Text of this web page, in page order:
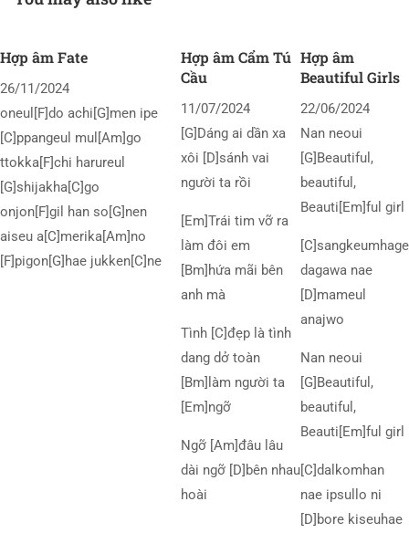
Hợp âm Fate
26/11/2024
oneul[F]do achi[G]men ipe
[C]ppangeul mul[Am]go
ttokka[F]chi harureul
[G]shijakha[C]go
onjon[F]gil han so[G]nen
aiseu a[C]merika[Am]no
[F]pigon[G]hae jukken[C]ne
Hợp âm Cẩm Tú
Cầu
11/07/2024
[G]Dáng ai dần xa
xôi [D]sánh vai
người ta rồi
[Em]Trái tim vỡ ra
làm đôi em
[Bm]hứa mãi bên
anh mà
Tình [C]đẹp là tình
dang dở toàn
[Bm]làm người ta
[Em]ngỡ
Ngỡ [Am]đâu lâu
dài ngỡ [D]bên nhau
hoài
Hợp âm
Beautiful Girls
22/06/2024
Nan neoui
[G]Beautiful,
beautiful,
Beauti[Em]ful girl
[C]sangkeumhage
dagawa nae
[D]mameul
anajwo
Nan neoui
[G]Beautiful,
beautiful,
Beauti[Em]ful girl
[C]dalkomhan
nae ipsullo ni
[D]bore kiseuhae